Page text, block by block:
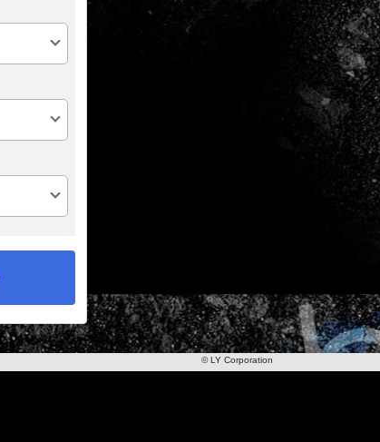
© LY Corporation